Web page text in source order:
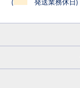
( 発送業務休日)